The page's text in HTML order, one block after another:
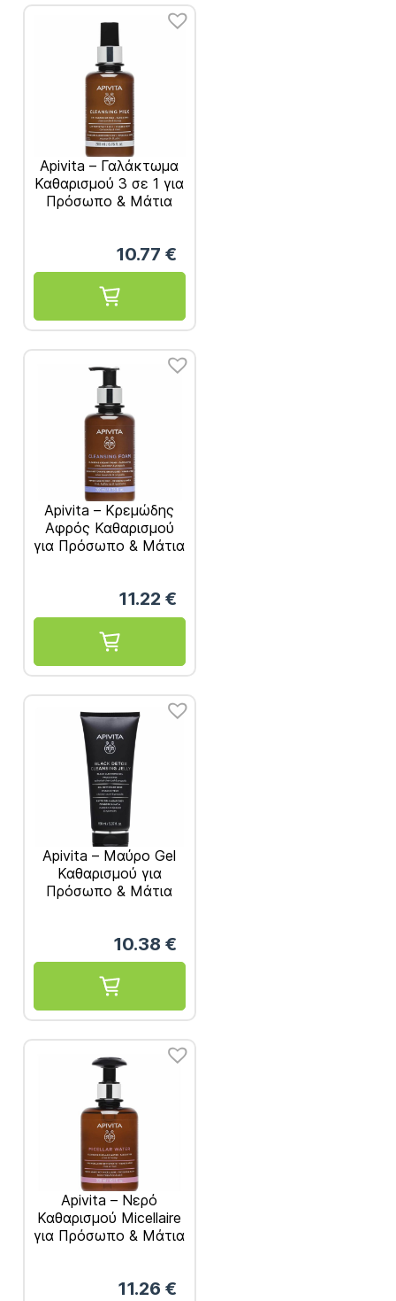
Apivita – Γαλάκτωμα
Καθαρισμού 3 σε 1 για
Πρόσωπο & Μάτια
10.77 €
Apivita – Κρεμώδης
Αφρός Καθαρισμού
για Πρόσωπο & Μάτια
11.22 €
Apivita – Μαύρο Gel
Καθαρισμού για
Πρόσωπο & Μάτια
10.38 €
Apivita – Νερό
Καθαρισμού Micellaire
για Πρόσωπο & Mάτια
11.26 €